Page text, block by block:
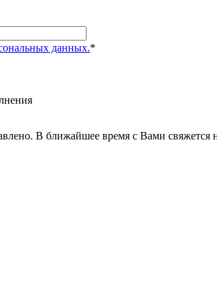
данных.*
В ближайшее время с Вами свяжется